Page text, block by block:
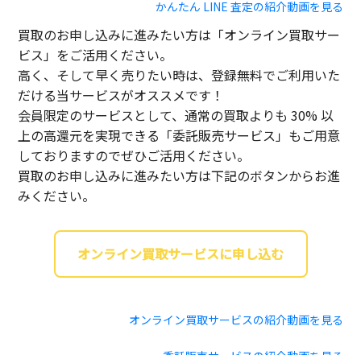
かんたん LINE 査定の紹介動画を見る
買取のお申し込みに進みたい方は「オンライン買取サー
ビス」をご活用ください。
高く、そして早く売りたい時は、登録無料でご利用いた
だける当サービスがオススメです！
会員限定のサービスとして、通常の買取よりも 30% 以
上の高還元を実現できる「委託販売サービス」もご用意
しておりますのでぜひご活用ください。
買取のお申し込みに進みたい方は下記のボタンからお進
みください。
オンライン買取サービスに申し込む
オンライン買取サービスの紹介動画を見る